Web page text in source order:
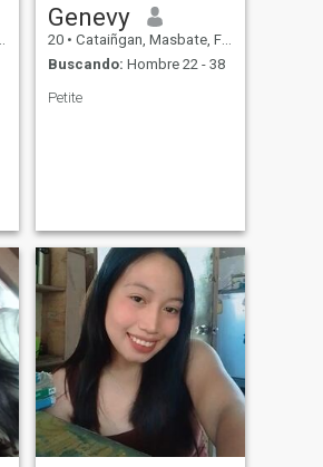
Genevy
20 • Cataiñgan, Masbate, Filipinas
Buscando: Hombre 22 - 38
Petite